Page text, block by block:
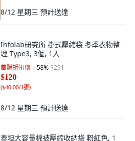
8/12 星期三 預計送達
Infolab研究所 掛式壓縮袋 冬季衣物整
理 Type3, 3個, 1入
首購折扣價 58%$291
$120
($40.00/1張)
8/12 星期三 預計送達
泰坦大容量棉被壓縮收納袋 粉紅色, 1